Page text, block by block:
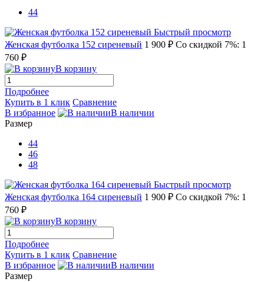
44
Быстрый просмотр
Женская футболка 152 сиреневый 1 900 ₽ Со скидкой 7%: 1
760 ₽
В корзину
Подробнее
Купить в 1 клик Сравнение
В избранное
В наличии
Размер
44
46
48
Быстрый просмотр
Женская футболка 164 сиреневый 1 900 ₽ Со скидкой 7%: 1
760 ₽
В корзину
Подробнее
Купить в 1 клик Сравнение
В избранное
В наличии
Размер